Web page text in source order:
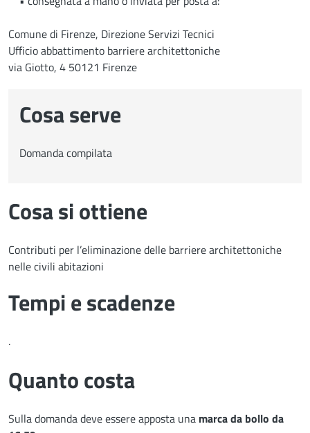
Comune di Firenze, Direzione Servizi Tecnici
Ufficio abbattimento barriere architettoniche
via Giotto, 4 50121 Firenze
Cosa serve
Domanda compilata
Cosa si ottiene
Contributi per l’eliminazione delle barriere architettoniche
nelle civili abitazioni
Tempi e scadenze
.
Quanto costa
Sulla domanda deve essere apposta una marca da bollo da